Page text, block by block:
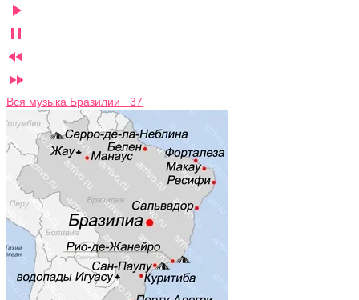




Вся музыка Бразилии 37